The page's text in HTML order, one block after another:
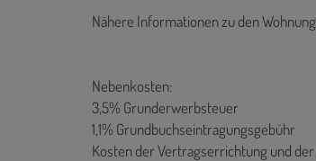
Nähere Informationen zu den
Nebenkosten:
3,5% Grunderwerbsteuer
1,1% Grundbuchseintragungsgebühr
Kosten der Vertragserrichtung und